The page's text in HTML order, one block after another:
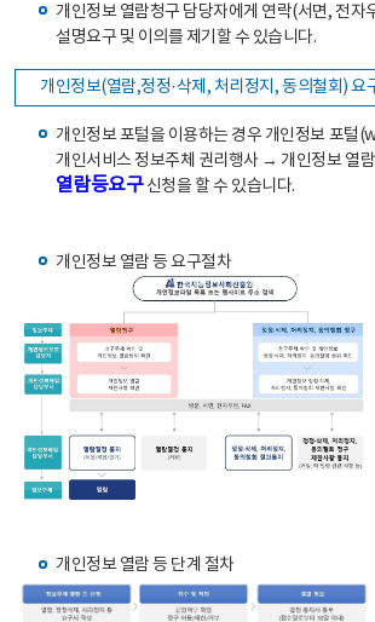
개인정보 열람청구 담당자에게 연락(서면, 전자
설명요구 및 이의를 제기할 수 있습니다.
개인정보(열람,정정·삭제, 처리정지, 동의철회) 요
개인정보 포털을 이용하는 경우 개인정보 포
개인서비스 정보주체 권리행사 → 개인정보 열
열람등요구신청을 할 수 있습니다.
개인정보 열람 등 요구절차
개인정보 열람 등 단계 절차